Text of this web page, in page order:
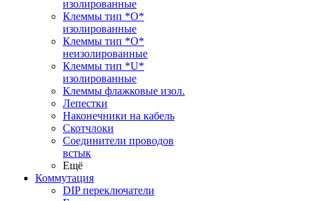
изолированные
Клеммы тип *O*
изолированные
Клеммы тип *O*
неизолированные
Клеммы тип *U*
изолированные
Клеммы флажковые изол.
Лепестки
Наконечники на кабель
Скотчлоки
Соединители проводов
встык
Ещё
Коммутация
DIP переключатели